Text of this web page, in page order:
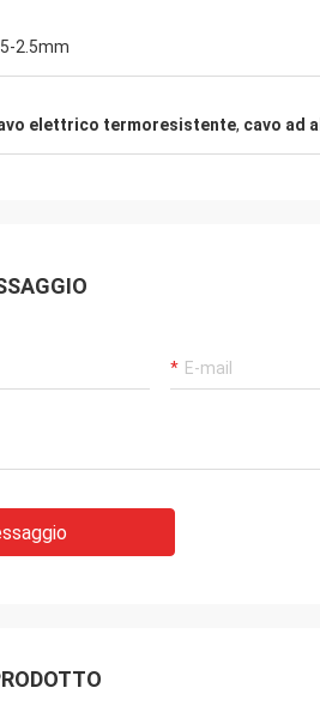
2.5mm
elettrico termoresistente, cavo ad